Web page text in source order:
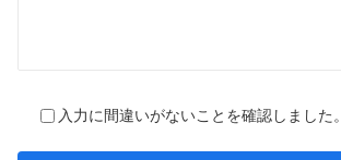
入力に間違いがないことを確認しました。